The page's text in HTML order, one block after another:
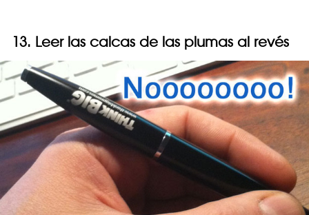
13. Leer las calcas de las plumas al revés